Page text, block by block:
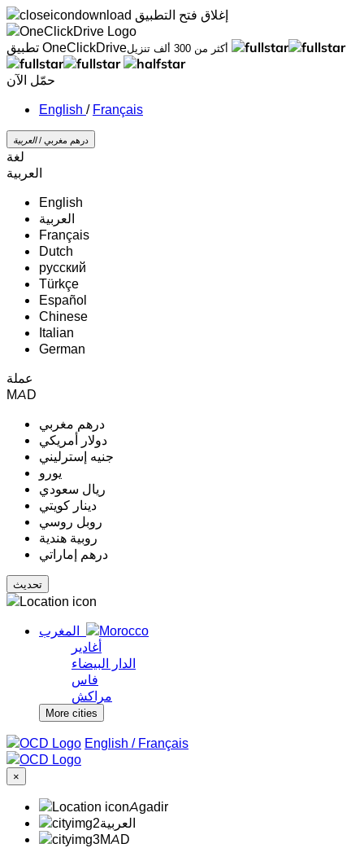
إغلاق فتح التطبيق
تطبيق OneClickDrive
أكثر من 300 ألف تنزيل
حمّل الآن
/ Français
درهم مغربي /‏العربية‏
لغة
‏العربية‏
English
‏العربية‏
Français
Dutch
русский
Türkçe
Español
Chinese
Italian
German
عملة
MAD
درهم مغربي
دولار أمريكي
جنيه إسترليني
يورو
ريال سعودي
دينار كويتي
روبل روسي
روبية هندية
درهم إماراتي
المغرب
أغادير
الدار البيضاء
فاس
مراكش
More cities
/ Français
×
Agadir
‏العربية‏
MAD